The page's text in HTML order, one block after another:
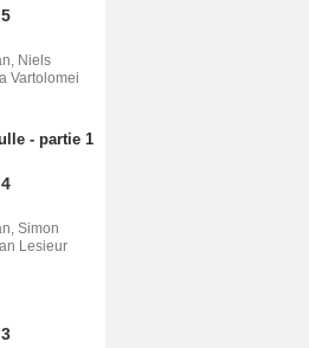
Niels
Vartolomei
- partie 1
Simon
Lesieur